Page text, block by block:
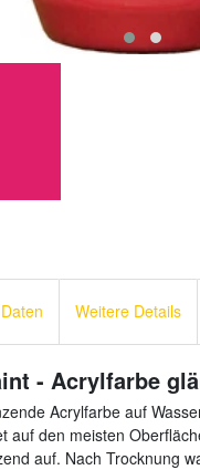
Weitere Details
- Acrylfarbe
Acrylfarbe auf
auf den meisten
auf. Nach Trocknung